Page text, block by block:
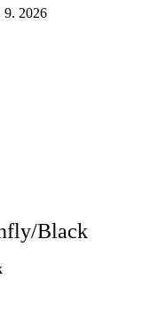
9. 2026
Black